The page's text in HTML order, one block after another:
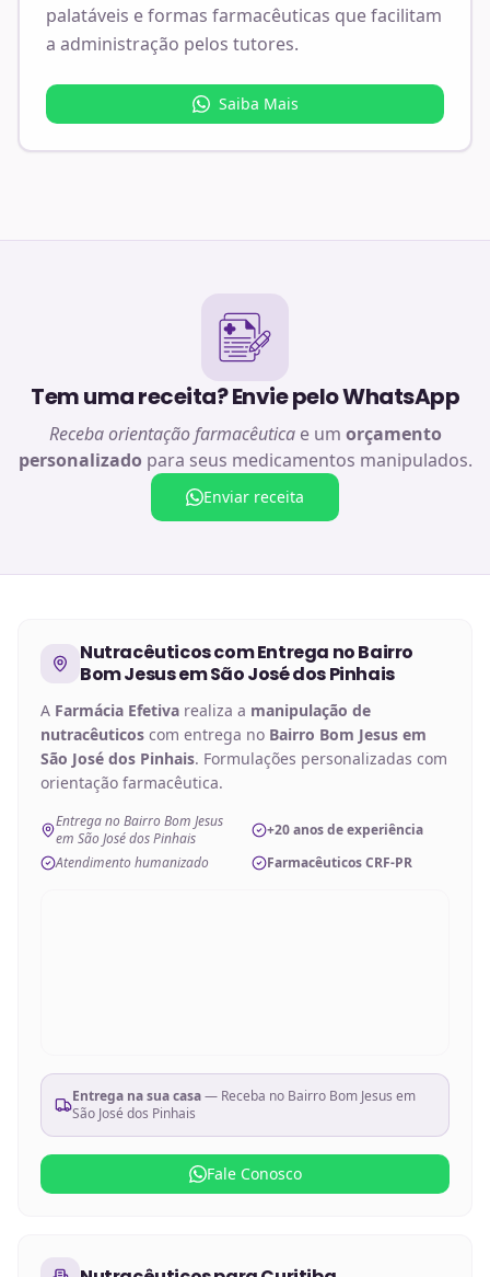
palatáveis e formas farmacêuticas que facilitam
a administração pelos tutores.
Saiba Mais
Tem uma receita? Envie pelo WhatsApp
Receba orientação farmacêuticae um orçamento
personalizado para seus medicamentos manipulados.
Enviar receita
Nutracêuticoscom Entrega noBairro
Bom Jesus em São José dos Pinhais
A Farmácia Efetiva realiza a manipulação de
nutracêuticos com entrega no Bairro Bom Jesus em
São José dos Pinhais. Formulações personalizadas com
orientação farmacêutica.
Entrega no Bairro Bom Jesus
em São José dos Pinhais
+20 anos de experiência
Atendimento humanizado
Farmacêuticos CRF-PR
Entrega na sua casa— Receba no Bairro Bom Jesus em
São José dos Pinhais
Fale Conosco